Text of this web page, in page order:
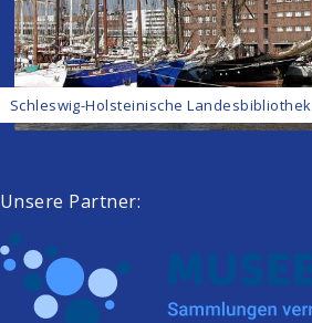
Schleswig-Holsteinische Landesbibliothek
Unsere Partner: